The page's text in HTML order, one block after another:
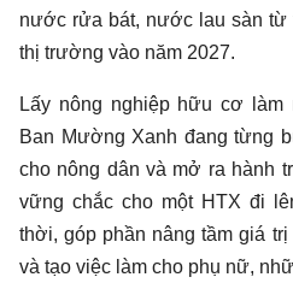
nước rửa bát, nước lau sàn
thị trường vào năm 2027.
Lấy nông nghiệp hữu cơ
Ban Mường Xanh đang từng
cho nông dân và mở ra hành
vững chắc cho một HTX đi
thời, góp phần nâng tầm giá
và tạo việc làm cho phụ nữ,